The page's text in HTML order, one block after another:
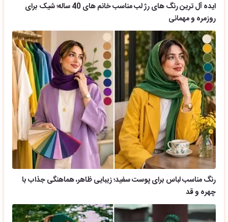
ایده آل ترین رنگ های رژ لب مناسب خانم های 40 ساله؛ شیک برای
روزمره و مهمانی
رنگ مناسب لباس برای پوست سفید؛ زیبایی ظاهر، هماهنگی جذاب با
چهره و قد